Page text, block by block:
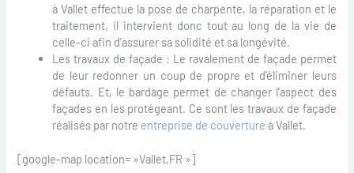
à Vallet effectue la pose de charpente, la réparation et le
traitement, il intervient donc tout au long de la vie de
celle-ci afin d’assurer sa solidité et sa longévité.
Les travaux de façade : Le ravalement de façade permet
de leur redonner un coup de propre et d’éliminer leurs
défauts. Et, le bardage permet de changer l’aspect des
façades en les protégeant. Ce sont les travaux de façade
réalisés par notre entreprise de couverture à Vallet.
[google-map location= »Vallet,FR »]